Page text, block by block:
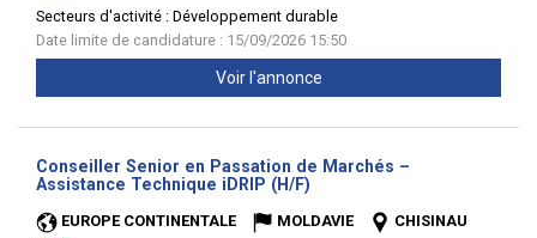
Secteurs d'activité : Développement durable
Date limite de candidature : 15/09/2026 15:50
Voir l'annonce
Conseiller Senior en Passation de Marchés –
Assistance Technique iDRIP (H/F)
EUROPE CONTINENTALE MOLDAVIE
CHISINAU